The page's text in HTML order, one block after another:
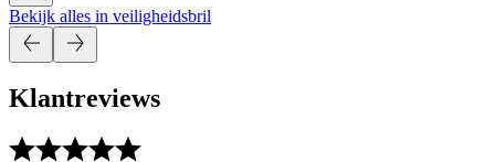
Bekijk alles in veiligheidsbril
Klantreviews